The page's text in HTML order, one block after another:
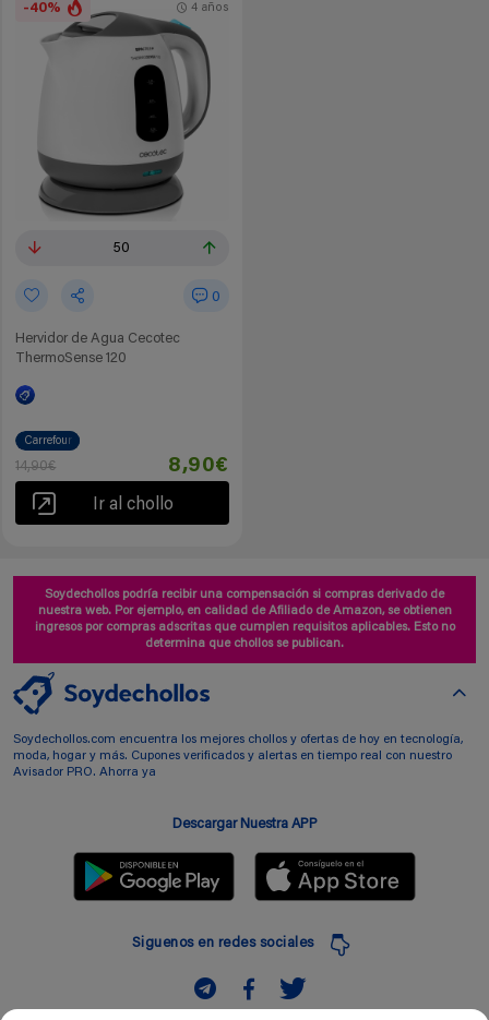
-40%
50
0
Hervidor de Agua Cecotec
ThermoSense 120
4 años
Carrefour
14,90€ 8,90€
Ir al chollo
Soydechollos podría recibir una compensación si compras derivado de
nuestra web. Por ejemplo, en calidad de Afiliado de Amazon, se obtienen
ingresos por compras adscritas que cumplen requisitos aplicables. Esto no
determina que chollos se publican.
Soydechollos.com encuentra los mejores chollos y ofertas de hoy en tecnología,
moda, hogar y más. Cupones verificados y alertas en tiempo real con nuestro
Avisador PRO. Ahorra ya
Descargar Nuestra APP
Siguenos en redes sociales